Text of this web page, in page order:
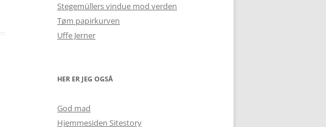
Stegemüllers vindue mod verden
Tøm papirkurven
Uffe Jerner
HER ER JEG OGSÅ
God mad
Hjemmesiden Sitestory